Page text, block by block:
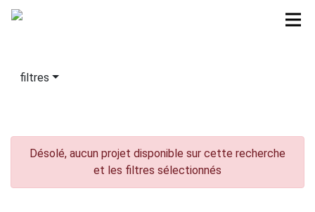
filtres
Désolé, aucun projet disponible sur cette recherche
et les filtres sélectionnés